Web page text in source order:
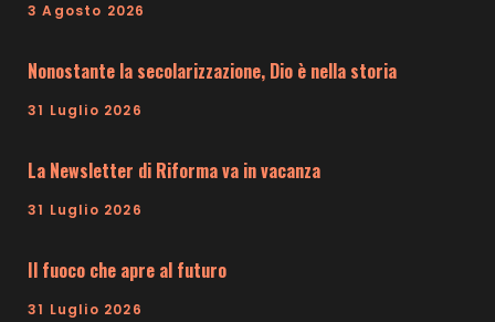
3 Agosto 2026
Nonostante la secolarizzazione, Dio è nella storia
31 Luglio 2026
La Newsletter di Riforma va in vacanza
31 Luglio 2026
Il fuoco che apre al futuro
31 Luglio 2026